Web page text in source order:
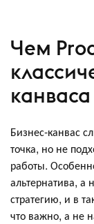
Чем
канваса
Бизнес-канвас
точка, но не
работы.
альтернатива, а
стратегию, и в
что важно, а не